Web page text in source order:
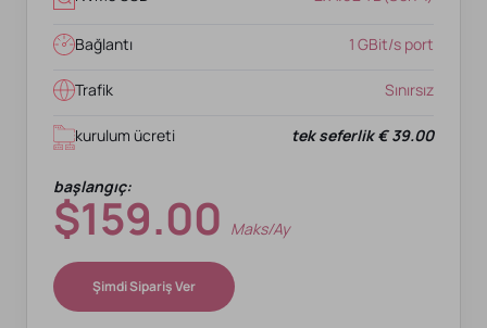
Bağlantı 1 GBit/s port
Trafik Sınırsız
kurulum ücreti tek seferlik € 39.00
başlangıç:
$159.00 Maks/ay
Şimdi Sipariş Ver